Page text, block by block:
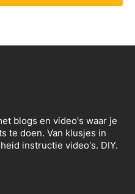
blogs en video's waar je
te doen. Van klusjes in
instructie video's. DIY.